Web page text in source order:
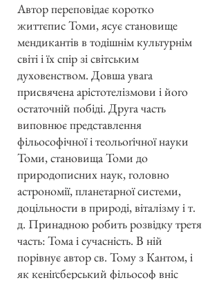
Автор переповідає коротко
життєпис Томи, ясує становище
мендикантів в тодішнім культурнім
світі і їх спір зі світським
духовенством. Довша увага
присвячена арістотелізмови і його
остаточній побіді. Друга часть
виповнює представлення
фільософічної і теольоґічної науки
Томи, становища Томи до
природописних наук, головно
астрономії, планетарної системи,
доцільности в природі, віталізму і т.
д. Принадною робить розвідку третя
часть: Тома і сучасність. В ній
порівнує автор св. Тому з Кантом, і
як кеніґсберський фільософ вніс